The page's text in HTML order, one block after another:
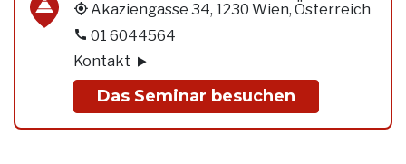
Akaziengasse 34, 1230 Wien, Österreich
01 6044564
Kontakt
Das Seminar besuchen